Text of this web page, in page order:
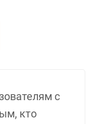
с
кто